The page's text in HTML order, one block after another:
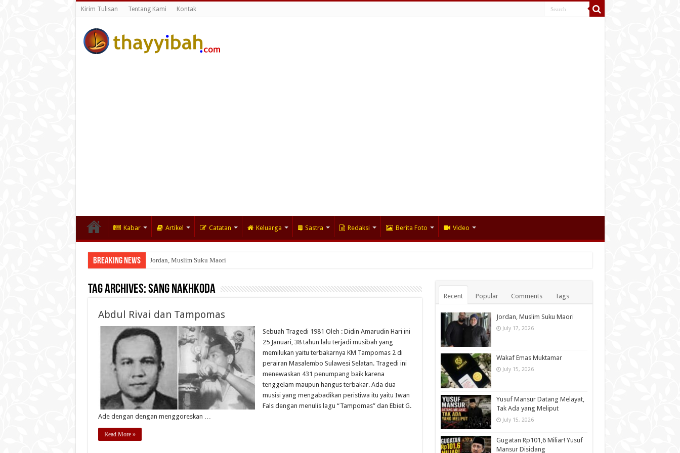
Kirim Tulisan Tentang Kami Kontak
Kabar Artikel Catatan Keluarga Sastra Redaksi Berita Foto Video
Breaking News Jordan, Muslim Suku Maori
Tag Archives:Sang Nakhkoda
Abdul Rivai dan Tampomas
Sebuah Tragedi 1981 Oleh : Didin Amarudin Hari ini
25 Januari, 38 tahun lalu terjadi musibah yang
memilukan yaitu terbakarnya KM Tampomas 2 di
perairan Masalembo Sulawesi Selatan. Tragedi ini
menewaskan 431 penumpang baik karena
tenggelam maupun hangus terbakar. Ada dua
musisi yang mengabadikan peristiwa itu yaitu Iwan
Fals dengan menulis lagu “Tampomas” dan Ebiet G.
Ade dengan dengan menggoreskan …
Read More »
Recent Popular Comments Tags
Jordan, Muslim Suku Maori
July 17, 2026
Wakaf Emas Muktamar
July 15, 2026
Yusuf Mansur Datang Melayat,
Tak Ada yang Meliput
July 15, 2026
Gugatan Rp101,6 Miliar! Yusuf
Mansur Disidang